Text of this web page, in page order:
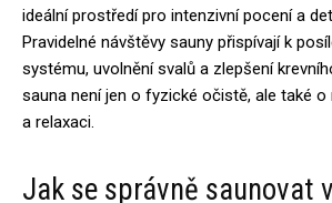
ideální prostředí pro intenzivní pocení a
Pravidelné návštěvy sauny přispívají k
systému, uvolnění svalů a zlepšení
sauna není jen o fyzické očistě, ale také
a relaxaci.
Jak se správně saunovat